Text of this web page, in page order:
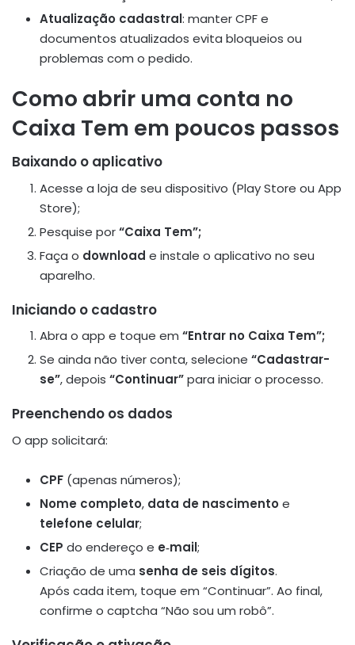
Atualização cadastral: manter CPF e
documentos atualizados evita bloqueios ou
problemas com o pedido.
Como abrir uma conta no
Caixa Tem em poucos passos
Baixando o aplicativo
Acesse a loja de seu dispositivo (Play Store ou App
Store);
Pesquise por“Caixa Tem”;
Faça o download e instale o aplicativo no seu
aparelho.
Iniciando o cadastro
Abra o app e toque em “Entrar no Caixa Tem”;
Se ainda não tiver conta, selecione “Cadastrar-
se”, depois “Continuar”para iniciar o processo.
Preenchendo os dados
O app solicitará:
CPF (apenas números);
Nome completo, data de nascimento e
telefone celular;
CEP do endereço e e‑mail;
Criação de uma senha de seis dígitos.
Após cada item, toque em “Continuar”. Ao final,
confirme o captcha “Não sou um robô”.